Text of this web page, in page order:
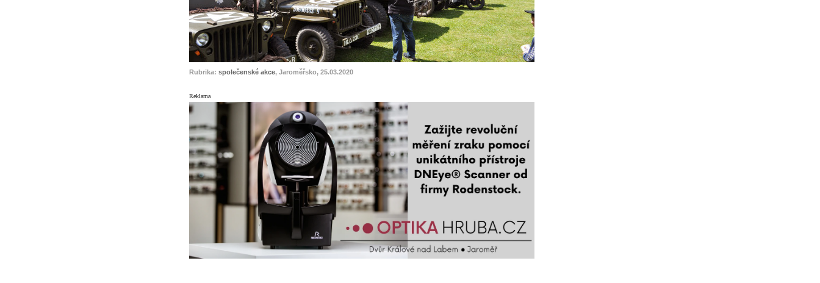
Rubrika: společenské akce, Jaroměřsko, 25.03.2020
Reklama